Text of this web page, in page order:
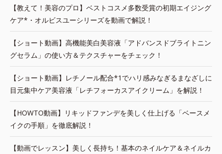
【教えて！美容のプロ】ベストコスメ多数受賞の初期エイジング
ケア*・オルビスユーシリーズを動画で解説！
【ショート動画】高機能美白美容液「アドバンスドブライトニン
グセラム」の使い方＆テクスチャーをチェック！
【ショート動画】レチノール配合*1でハリ感みなぎるまなざしに
目元集中ケア美容液「レチフォーカスアイクリーム」を解説！
【HOWTO動画】リキッドファンデを美しく仕上げる「ベースメ
イクの手順」を徹底解説！
【動画でレッスン】美しく長持ち！基本のネイルケア＆ネイルカ